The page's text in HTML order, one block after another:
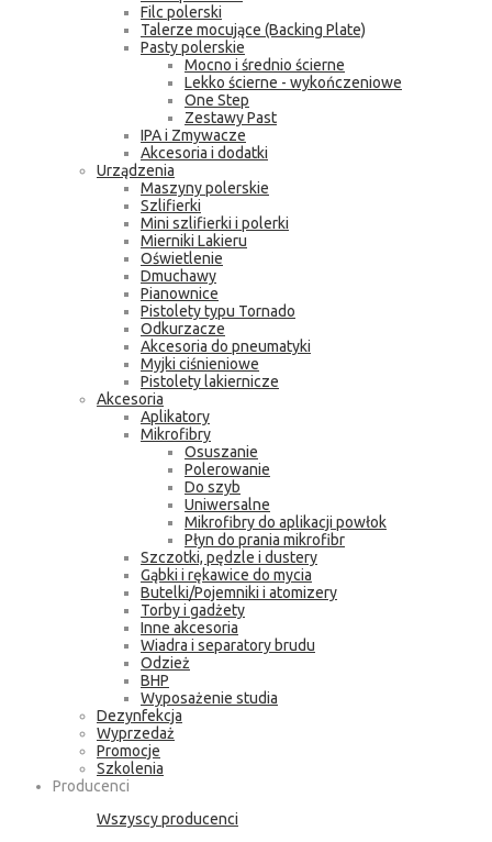
Filc polerski
Talerze mocujące (Backing Plate)
Pasty polerskie
Mocno i średnio ścierne
Lekko ścierne - wykończeniowe
One Step
Zestawy Past
IPA i Zmywacze
Akcesoria i dodatki
Urządzenia
Maszyny polerskie
Szlifierki
Mini szlifierki i polerki
Mierniki Lakieru
Oświetlenie
Dmuchawy
Pianownice
Pistolety typu Tornado
Odkurzacze
Akcesoria do pneumatyki
Myjki ciśnieniowe
Pistolety lakiernicze
Akcesoria
Aplikatory
Mikrofibry
Osuszanie
Polerowanie
Do szyb
Uniwersalne
Mikrofibry do aplikacji powłok
Płyn do prania mikrofibr
Szczotki, pędzle i dustery
Gąbki i rękawice do mycia
Butelki/Pojemniki i atomizery
Torby i gadżety
Inne akcesoria
Wiadra i separatory brudu
Odzież
BHP
Wyposażenie studia
Dezynfekcja
Wyprzedaż
Promocje
Szkolenia
Producenci
Wszyscy producenci